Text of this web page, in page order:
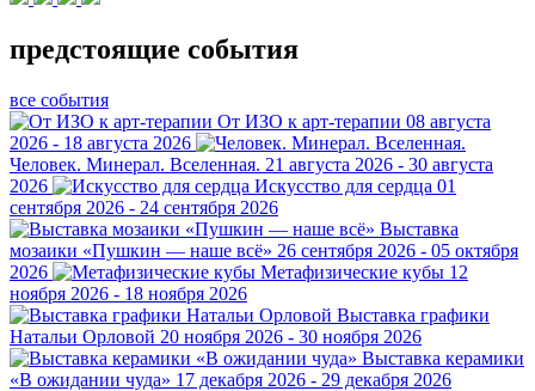
предстоящие события
все события
От ИЗО к арт-терапии 08 августа
2026 - 18 августа 2026
Человек. Минерал. Вселенная. 21 августа 2026 - 30 августа
2026
Искусство для сердца 01
сентября 2026 - 24 сентября 2026
Выставка
мозаики «Пушкин — наше всё» 26 сентября 2026 - 05 октября
2026
Метафизические кубы 12
ноября 2026 - 18 ноября 2026
Выставка графики
Натальи Орловой 20 ноября 2026 - 30 ноября 2026
Выставка керамики
«В ожидании чуда» 17 декабря 2026 - 29 декабря 2026